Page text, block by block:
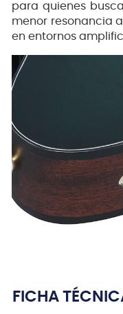
para quienes
menor resonancia
en entornos
FICHA